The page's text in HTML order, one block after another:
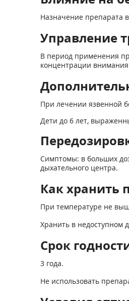
Назначение препарата
Управление
В период применения
концентрации
При лечении язвенной
Дети до 6 лет,
Симптомы: в больших
дыхательного центра.
Как хранить
При температуре не
Хранить в недоступном
Срок
3 года.
Не использовать